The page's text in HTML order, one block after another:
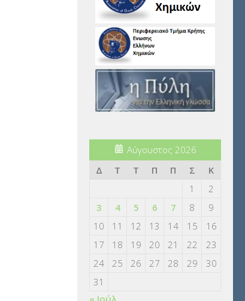
Αύγουστος 2026
Δ
Τ Τ Π Π Σ
Κ
1
2
3
4 5 6 7 8
9
10
11 12 13 14 15
16
17
18 19 20 21 22
23
24
25 26 27 28 29
30
31
« Ιούλ